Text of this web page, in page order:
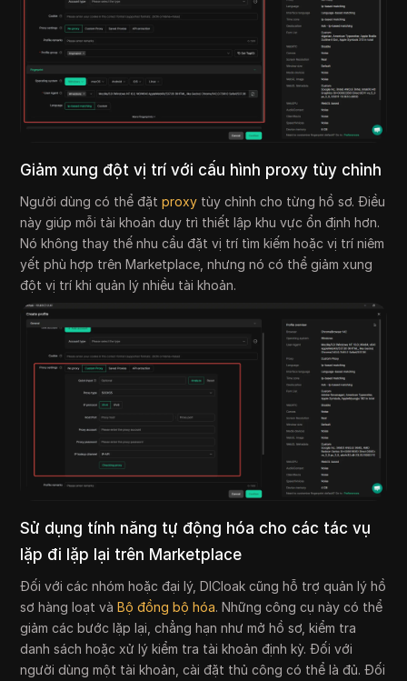
Giảm xung đột vị trí với cấu hình proxy tùy chỉnh
Người dùng có thể đặtproxy tùy chỉnh cho từng hồ sơ. Điều
này giúp mỗi tài khoản duy trì thiết lập khu vực ổn định hơn.
Nó không thay thế nhu cầu đặt vị trí tìm kiếm hoặc vị trí niêm
yết phù hợp trên Marketplace, nhưng nó có thể giảm xung
đột vị trí khi quản lý nhiều tài khoản.
Sử dụng tính năng tự động hóa cho các tác vụ
lặp đi lặp lại trên Marketplace
Đối với các nhóm hoặc đại lý, DICloak cũng hỗ trợ quản lý hồ
sơ hàng loạt vàBộ đồng bộ hóa. Những công cụ này có thể
giảm các bước lặp lại, chẳng hạn như mở hồ sơ, kiểm tra
danh sách hoặc xử lý kiểm tra tài khoản định kỳ. Đối với
người dùng một tài khoản, cài đặt thủ công có thể là đủ. Đối